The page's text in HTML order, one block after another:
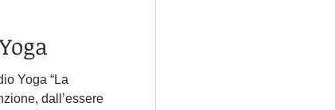
Yoga “La
dall’essere